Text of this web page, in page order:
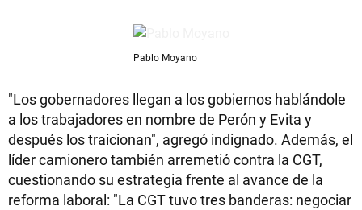
Pablo Moyano
"Los gobernadores llegan a los gobiernos hablándole
a los trabajadores en nombre de Perón y Evita y
después los traicionan", agregó indignado. Además, el
líder camionero también arremetió contra la CGT,
cuestionando su estrategia frente al avance de la
reforma laboral: "La CGT tuvo tres banderas: negociar